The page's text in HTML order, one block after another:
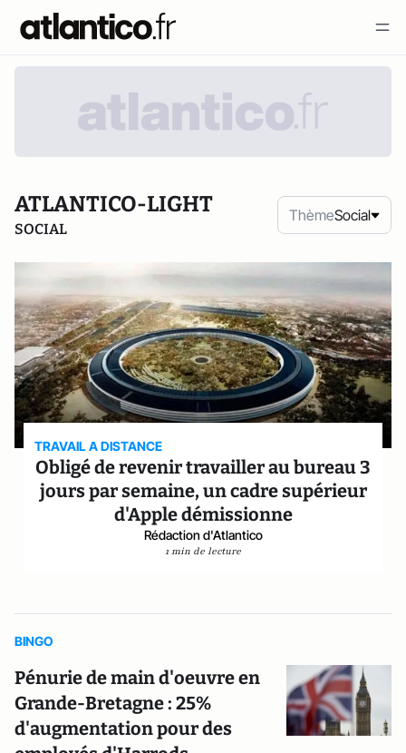
ATLANTICO-LIGHT
SOCIAL
ThèmeSocial
TRAVAIL A DISTANCE
Obligé de revenir travailler au bureau 3
jours par semaine, un cadre supérieur
d'Apple démissionne
Rédaction d'Atlantico
1 min de lecture
BINGO
Pénurie de main d'oeuvre en
Grande-Bretagne : 25%
d'augmentation pour des